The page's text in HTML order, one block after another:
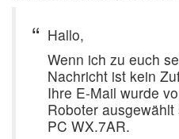
Hallo,
Wenn ich zu euch
Nachricht ist kein
Ihre E-Mail wurde
Roboter
PC WX.7AR.